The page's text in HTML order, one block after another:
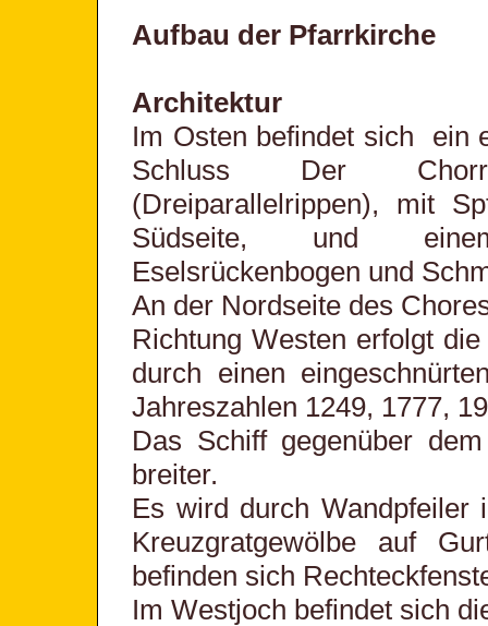
Aufbau der Pfarrkirche
Architektur
Im Osten befindet sich ein
Schluss Der
(Dreiparallelrippen), mit
Südseite, und
Eselsrückenbogen und
An der Nordseite des
Richtung Westen erfolgt
durch einen
Jahreszahlen 1249, 1777,
Das Schiff gegenüber
breiter.
Es wird durch Wandpfeiler
Kreuzgratgewölbe auf
befinden sich
Im Westjoch befindet sich